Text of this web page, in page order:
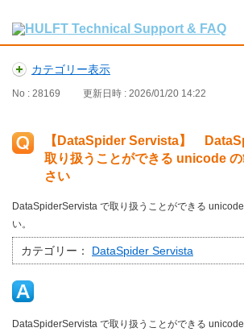
カテゴリー表示
No : 28169 更新日時 : 2026/01/20 14:22
【DataSpider Servista】
取り扱うことができる unicode
さい
DataSpiderServista で取り扱うことができる
い。
カテゴリー： DataSpider Servista
DataSpiderServista で取り扱うことができる